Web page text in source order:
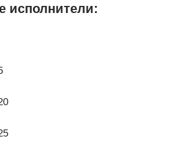
исполнители: